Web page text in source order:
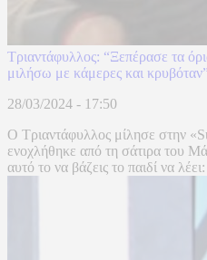
Τριαντάφυλλος: “Ξεπέρασε τα
μιλήσω με κάμερες και κρυβόταν”
28/03/2024 - 17:50
Ο Τριαντάφυλλος μίλησε στην
ενοχλήθηκε από τη σάτιρα του
αυτό το να βάζεις το παιδί να